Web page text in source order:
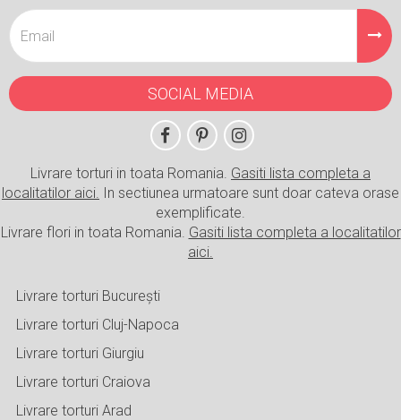
SOCIAL MEDIA
Livrare torturi in toata Romania. Gasiti lista completa a
localitatilor aici. In sectiunea urmatoare sunt doar cateva orase
exemplificate.
Livrare flori in toata Romania. Gasiti lista completa a localitatilor
aici.
Livrare torturi București
Livrare torturi Cluj-Napoca
Livrare torturi Giurgiu
Livrare torturi Craiova
Livrare torturi Arad